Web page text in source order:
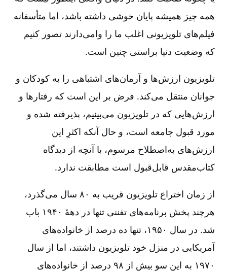
همه چیز همیشه پایان خوشی داشته باشد، اما متأسفانه
فیلم‌های تلویزیونی اغلب ما را وامی‌دارند تصور کنیم
که وضعیت دنیا براستی چنین است.
تلویزیون ارزش‌ها و آرمان‌های اشتباهی را به کودکان و
جوانان منتقل می‌کند. فرض بر این است که رفتارها و
ارزش‌هایی که در تلویزیون می‌‌بینیم، پذیرفته شده و
مورد قبول جامعه است، و حال آنکه اکثرِ این
ارزش‌های به‌اصطلاح مرسوم، با آنچه از دیدگاه
کتاب‌مقدس قابل‌قبول است مطابقت ندارد.
از زمان اختراع تلویزیون قریب به ۸۰ سال می‌گذرد،
هرچند پخش برنامه‌های تفننی تنها در دهۀ ۱۹۴۰ باب
شد. در سال ۱۹۵۰، تنها ده درصد از خانواده‌های
آمریکایی در منزل خود تلویزیون داشتند، اما از سال
۱۹۷۰ به این سو بیش از ۹۸ درصد از خانواده‌های